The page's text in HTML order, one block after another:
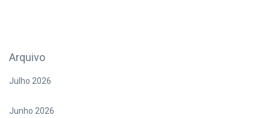
Arquivo
Julho 2026
Junho 2026